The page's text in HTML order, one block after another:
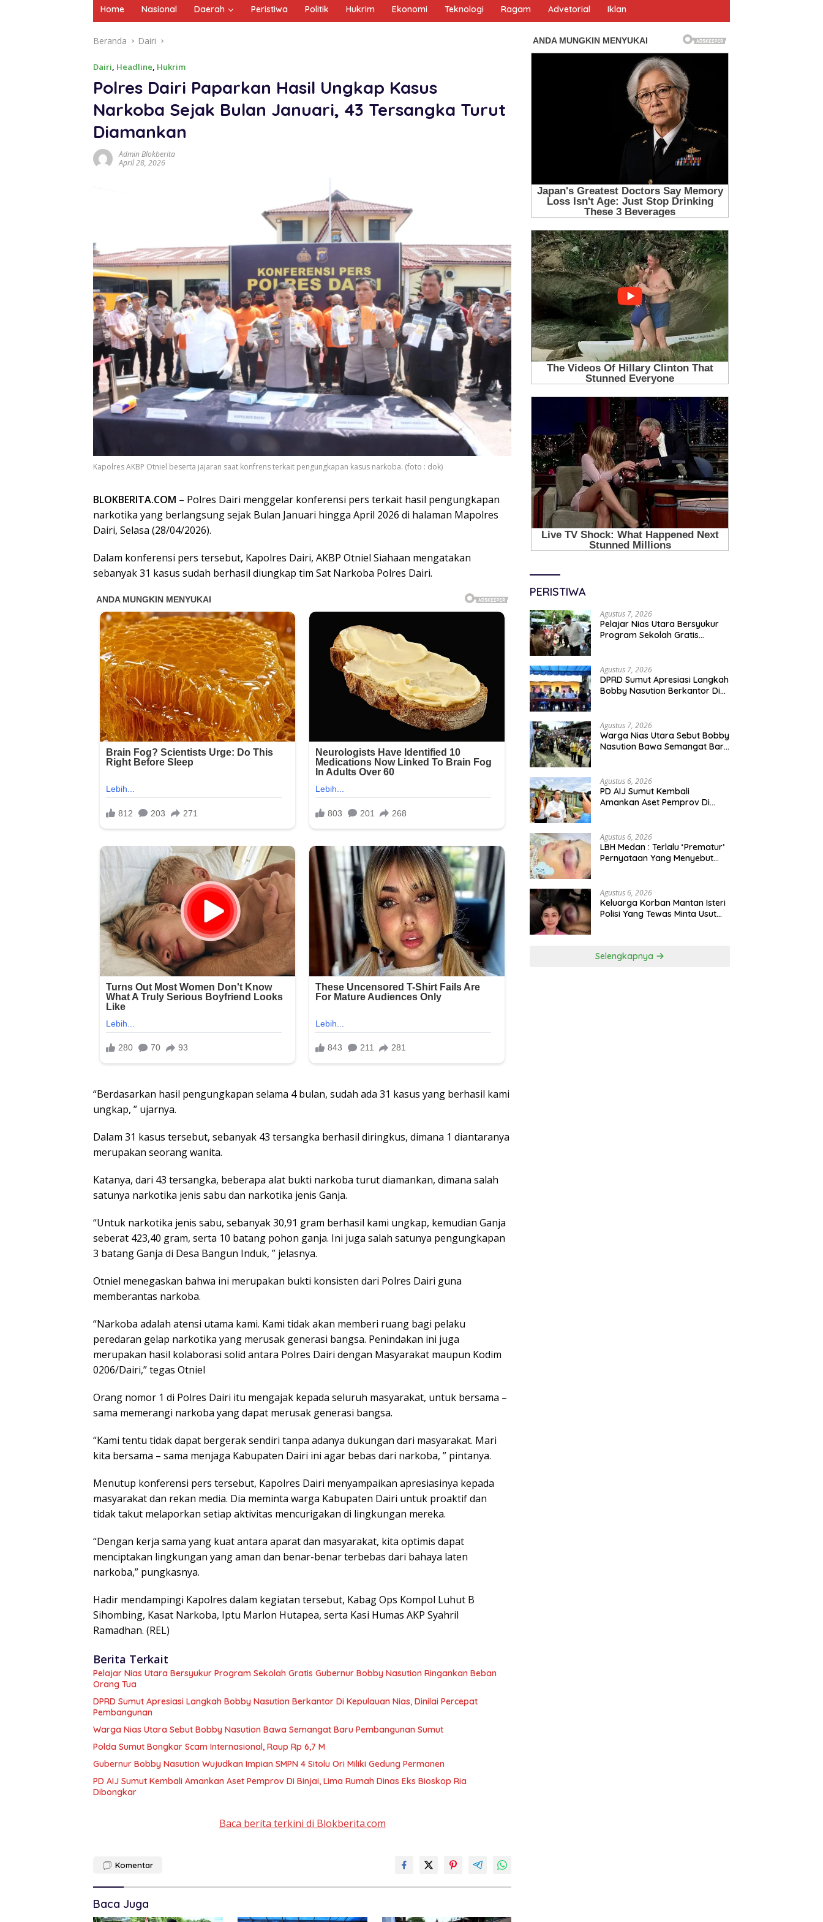
Home Nasional Daerah Peristiwa Politik Hukrim Ekonomi Teknologi Ragam Advetorial Iklan
Beranda Dairi
Dairi Headline Hukrim
Polres Dairi Paparkan Hasil Ungkap Kasus
Narkoba Sejak Bulan Januari, 43 Tersangka Turut
Diamankan
Admin Blokberita
April 28, 2026
Kapolres AKBP Otniel beserta jajaran saat konfrens terkait pengungkapan kasus narkoba. (foto : dok)
BLOKBERITA.COM – Polres Dairi menggelar konferensi pers terkait hasil pengungkapan
narkotika yang berlangsung sejak Bulan Januari hingga April 2026 di halaman Mapolres
Dairi, Selasa (28/04/2026).
Dalam konferensi pers tersebut, Kapolres Dairi, AKBP Otniel Siahaan mengatakan
sebanyak 31 kasus sudah berhasil diungkap tim Sat Narkoba Polres Dairi.
“Berdasarkan hasil pengungkapan selama 4 bulan, sudah ada 31 kasus yang berhasil kami
ungkap, ” ujarnya.
Dalam 31 kasus tersebut, sebanyak 43 tersangka berhasil diringkus, dimana 1 diantaranya
merupakan seorang wanita.
Katanya, dari 43 tersangka, beberapa alat bukti narkoba turut diamankan, dimana salah
satunya narkotika jenis sabu dan narkotika jenis Ganja.
“Untuk narkotika jenis sabu, sebanyak 30,91 gram berhasil kami ungkap, kemudian Ganja
seberat 423,40 gram, serta 10 batang pohon ganja. Ini juga salah satunya pengungkapan
3 batang Ganja di Desa Bangun Induk, ” jelasnya.
Otniel menegaskan bahwa ini merupakan bukti konsisten dari Polres Dairi guna
memberantas narkoba.
“Narkoba adalah atensi utama kami. Kami tidak akan memberi ruang bagi pelaku
peredaran gelap narkotika yang merusak generasi bangsa. Penindakan ini juga
merupakan hasil kolaborasi solid antara Polres Dairi dengan Masyarakat maupun Kodim
0206/Dairi,” tegas Otniel
Orang nomor 1 di Polres Dairi itu mengajak kepada seluruh masyarakat, untuk bersama –
sama memerangi narkoba yang dapat merusak generasi bangsa.
“Kami tentu tidak dapat bergerak sendiri tanpa adanya dukungan dari masyarakat. Mari
kita bersama – sama menjaga Kabupaten Dairi ini agar bebas dari narkoba, ” pintanya.
Menutup konferensi pers tersebut, Kapolres Dairi menyampaikan apresiasinya kepada
masyarakat dan rekan media. Dia meminta warga Kabupaten Dairi untuk proaktif dan
tidak takut melaporkan setiap aktivitas mencurigakan di lingkungan mereka.
“Dengan kerja sama yang kuat antara aparat dan masyarakat, kita optimis dapat
menciptakan lingkungan yang aman dan benar-benar terbebas dari bahaya laten
narkoba,” pungkasnya.
Hadir mendampingi Kapolres dalam kegiatan tersebut, Kabag Ops Kompol Luhut B
Sihombing, Kasat Narkoba, Iptu Marlon Hutapea, serta Kasi Humas AKP Syahril
Ramadhan. (REL)
Berita Terkait
Pelajar Nias Utara Bersyukur Program Sekolah Gratis Gubernur Bobby Nasution Ringankan Beban
Orang Tua
DPRD Sumut Apresiasi Langkah Bobby Nasution Berkantor Di Kepulauan Nias, Dinilai Percepat
Pembangunan
Warga Nias Utara Sebut Bobby Nasution Bawa Semangat Baru Pembangunan Sumut
Polda Sumut Bongkar Scam Internasional, Raup Rp 6,7 M
Gubernur Bobby Nasution Wujudkan Impian SMPN 4 Sitolu Ori Miliki Gedung Permanen
PD AIJ Sumut Kembali Amankan Aset Pemprov Di Binjai, Lima Rumah Dinas Eks Bioskop Ria
Dibongkar
Baca berita terkini di Blokberita.com
Komentar
Baca Juga
PERISTIWA
Agustus 7, 2026
Pelajar Nias Utara Bersyukur
Program Sekolah Gratis
Agustus 7, 2026
DPRD Sumut Apresiasi Langkah
Bobby Nasution Berkantor Di
Agustus 7, 2026
Warga Nias Utara Sebut Bobby
Nasution Bawa Semangat Baru
Agustus 6, 2026
PD AIJ Sumut Kembali
Amankan Aset Pemprov Di
Agustus 6, 2026
LBH Medan : Terlalu ‘Prematur’
Pernyataan Yang Menyebut
Agustus 6, 2026
Keluarga Korban Mantan Isteri
Polisi Yang Tewas Minta Usut
Selengkapnya